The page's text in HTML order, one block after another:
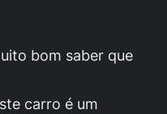
bom saber que
carro é um